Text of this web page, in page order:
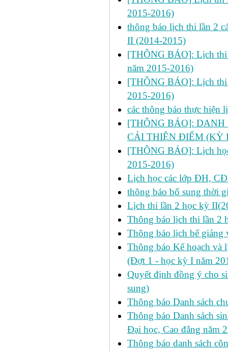
2015-2016)
thông báo lịch thi lần 2
II (2014-2015)
[THÔNG BÁO]: Lịch thi
năm 2015-2016)
[THÔNG BÁO]: Lịch thi
2015-2016)
các thông báo thực hiện
[THÔNG BÁO]:
CẢI THIỆN ĐIỂM (KỲ
[THÔNG BÁO]: Lịch
2015-2016)
Lịch học các lớp ĐH,
thông báo bổ sung thời
Lịch thi lần 2 học kỳ
Thông báo lịch thi lần 2
Thông báo lịch bế giảng
Thông báo Kế hoạch
(Đợt 1 - học kỳ I năm
Quyết định đồng ý cho
sung)
Thông báo Danh sách
Thông báo Danh sách
Đại học, Cao đẳng năm
Thông báo danh sách